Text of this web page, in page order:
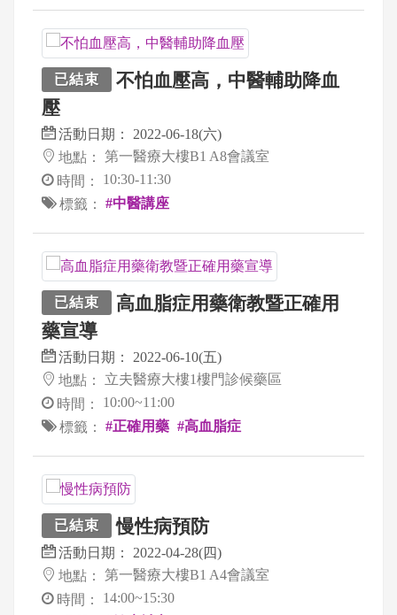
已結束
不怕血壓高，中醫輔助降血
壓
活動日期：
2022-06-18(六)
地點：
第一醫療大樓B1 A8會議室
時間：
10:30-11:30
標籤：
#中醫講座
已結束
高血脂症用藥衛教暨正確用
藥宣導
活動日期：
2022-06-10(五)
地點：
立夫醫療大樓1樓門診候藥區
時間：
10:00~11:00
標籤：
#正確用藥 #高血脂症
已結束 慢性病預防
活動日期：
2022-04-28(四)
地點：
第一醫療大樓B1 A4會議室
時間：
14:00~15:30